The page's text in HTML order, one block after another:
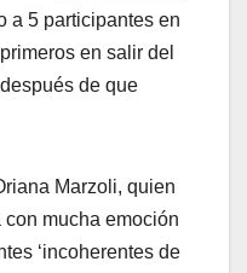
a 5 participantes en
en salir del
de que
Marzoli, quien
mucha emoción
‘incoherentes de